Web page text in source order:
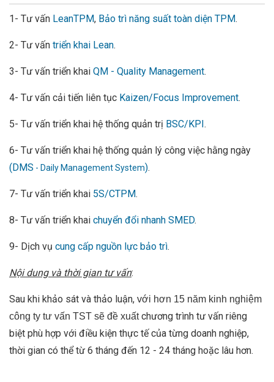
1- Tư vấn LeanTPM, Bảo trì năng suất toàn diện TPM.
2- Tư vấn triển khai Lean.
3- Tư vấn triển khai QM - Quality Management.
4- Tư vấn cải tiến liên tục Kaizen/Focus Improvement.
5- Tư vấn triển khai hệ thống quản trị BSC/KPI.
6- Tư vấn triển khai hệ thống quản lý công việc hằng ngày
(DMS - Daily Management System).
7- Tư vấn triển khai 5S/CTPM.
8- Tư vấn triển khai chuyển đổi nhanh SMED.
9- Dịch vụ cung cấp nguồn lực bảo trì.
Nội dung và thời gian tư vấn:
Sau khi khảo sát và thảo luận, với hơn 15 năm kinh nghiệm
công ty tư vấn TST sẽ đề xuấtchương trình tư vấn riêng
biệt phù hợp với điều kiện thực tế của từng doanh nghiệp,
thời gian có thể từ 6 tháng đến 12 - 24 tháng hoặc lâu hơn.